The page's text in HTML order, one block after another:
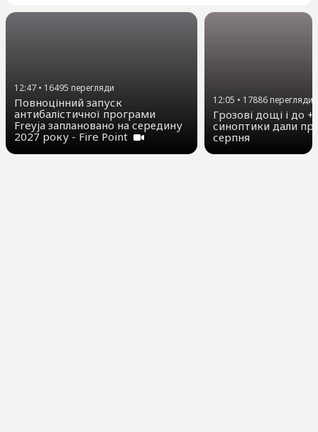
12:47 • 16495 перегляди
Повноцінний запуск
антибалістичної програми
Freyja заплановано на середину
2027 року - Fire Point
12:05 • 17886перегляди
Грозові дощі і до
синоптики дали
серпня